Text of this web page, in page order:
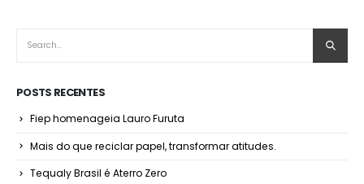
POSTS RECENTES
Fiep homenageia Lauro Furuta
Mais do que reciclar papel, transformar atitudes.
Tequaly Brasil é Aterro Zero